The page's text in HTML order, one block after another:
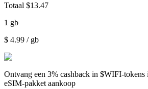
Totaal $13.47
1 gb
$ 4.99 / gb
Ontvang een 3% cashback in $WIFI-tokens
eSIM-pakket aankoop